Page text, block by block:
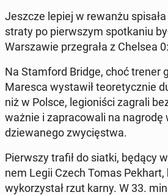
Jeszcze lepiej w rewanżu
straty po pierw­szym spo­tka­niu
War­sza­wie prze­gra­ła z Chelsea
Na Stam­ford Bridge, choć trener
Maresca wy­sta­wił teo­re­tycz­nie
niż w Polsce, le­gio­ni­ści zagrali
waż­nie i za­pra­co­wa­li na
dzie­wa­ne­go zwy­cię­stwa.
Pierw­szy trafił do siatki, będący
nem Legii Czech Tomas
wy­ko­rzy­stał rzut karny. W 33.